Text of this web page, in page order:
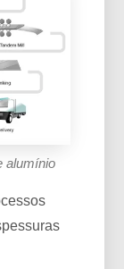
alumínio